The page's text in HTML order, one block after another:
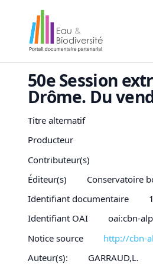
50e Session
Drôme. Du
Titre alternatif
Producteur
Contributeur(s)
Éditeur(s)
Conservatoire
Identifiant documentaire
Identifiant OAI
oai:cbn-
Notice source
http://cbn-
Auteur(s):
GARRAUD,L.